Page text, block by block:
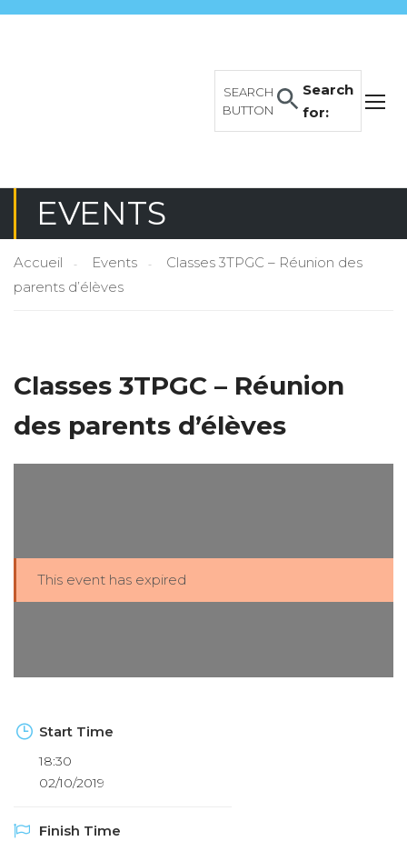
Search
for:
SEARCH
BUTTON
EVENTS
Accueil Events
Classes 3TPGC – Réunion des
parents d’élèves
Classes 3TPGC – Réunion
des parents d’élèves
This event has expired
Start Time
18:30
02/10/2019
Finish Time